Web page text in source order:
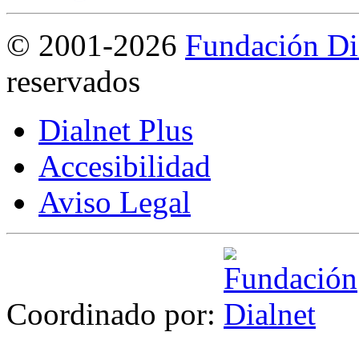
© 2001-2026 Fundación
reservados
Dialnet Plus
Accesibilidad
Aviso Legal
Coordinado por: